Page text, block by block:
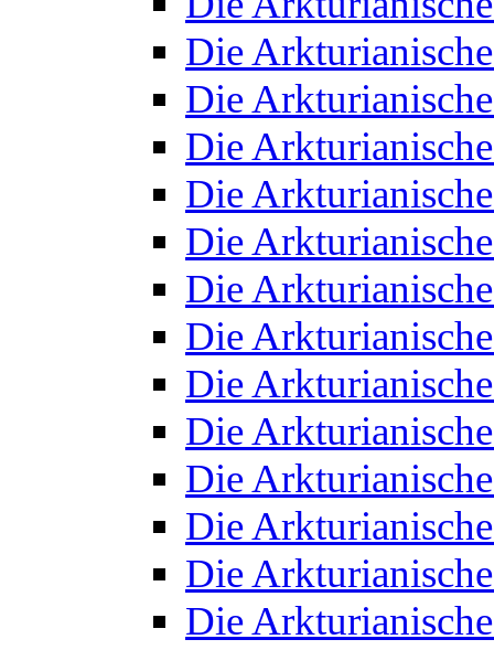
Die
Die
Die
Die
Die
Die
Die
Die
Die
Die
Die
Die
Die